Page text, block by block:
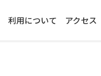
利用について アクセス